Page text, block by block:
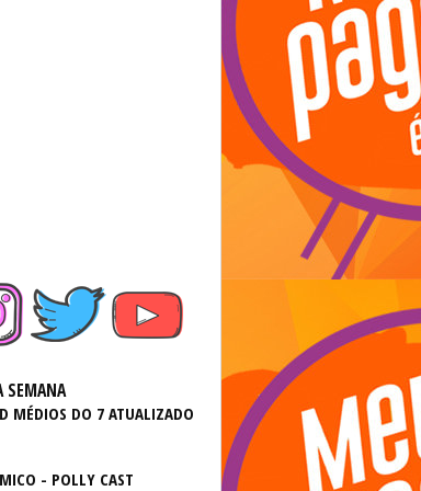
SEMANA
MÉDIOS DO 7 ATUALIZADO
- POLLY CAST